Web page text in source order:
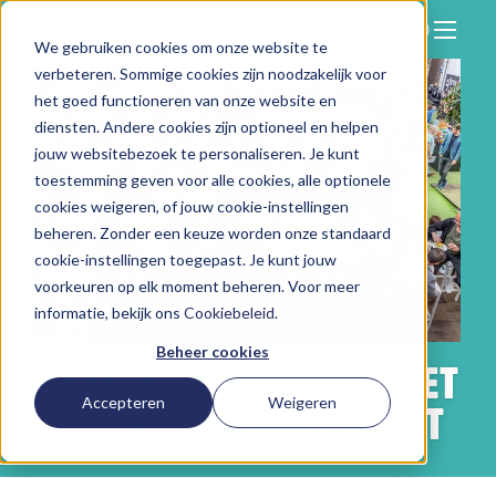
We gebruiken cookies om onze website te
verbeteren. Sommige cookies zijn noodzakelijk voor
het goed functioneren van onze website en
diensten. Andere cookies zijn optioneel en helpen
jouw websitebezoek te personaliseren. Je kunt
toestemming geven voor alle cookies, alle optionele
cookies weigeren, of jouw cookie-instellingen
beheren. Zonder een keuze worden onze standaard
cookie-instellingen toegepast. Je kunt jouw
voorkeuren op elk moment beheren. Voor meer
informatie, bekijk ons Cookiebeleid.
Beheer cookies
Accepteren Weigeren
Hier vind je ons
Onze aanpak
Over Vitam
Nieuws
Contact
Werken bij
Zoeken
VOLOP INSPIRATIE BIJ HET
VITAM MANAGERS EVENT